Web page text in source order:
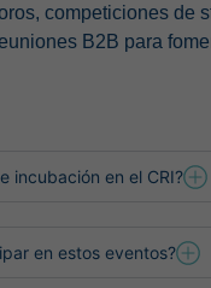
competiciones de
B2B para
incubación en el CRI?
en estos eventos?